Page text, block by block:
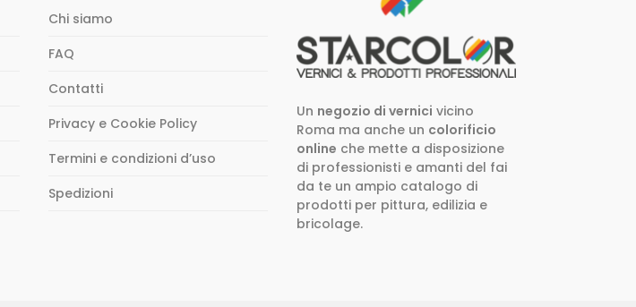
Chi siamo
FAQ
Contatti
Privacy e Cookie Policy
Termini e condizioni d’uso
Spedizioni
Un negozio di vernici vicino
Roma ma anche un colorificio
online che mette a disposizione
di professionisti e amanti del fai
da te un ampio catalogo di
prodotti per pittura, edilizia e
bricolage.